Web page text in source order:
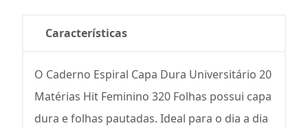
Características
O Caderno Espiral Capa Dura Universitário 20
Matérias Hit Feminino 320 Folhas possui capa
dura e folhas pautadas. Ideal para o dia a dia